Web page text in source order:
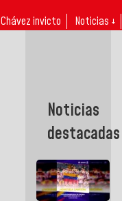
Chávez invicto Noticias ↓
Noticias
destacadas